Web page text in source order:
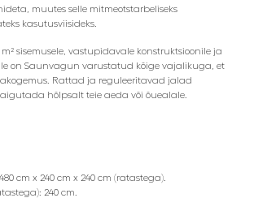
muutes selle mitmeotstarbeliseks
kasutusviisideks.
sisemusele, vastupidavale konstruktsioonile ja
on Saunvagun varustatud kõige vajalikuga, et
Rattad ja reguleeritavad jalad
hõlpsalt teie aeda või õuealale.
cm x 240 cm x 240 cm (ratastega).
240 cm.